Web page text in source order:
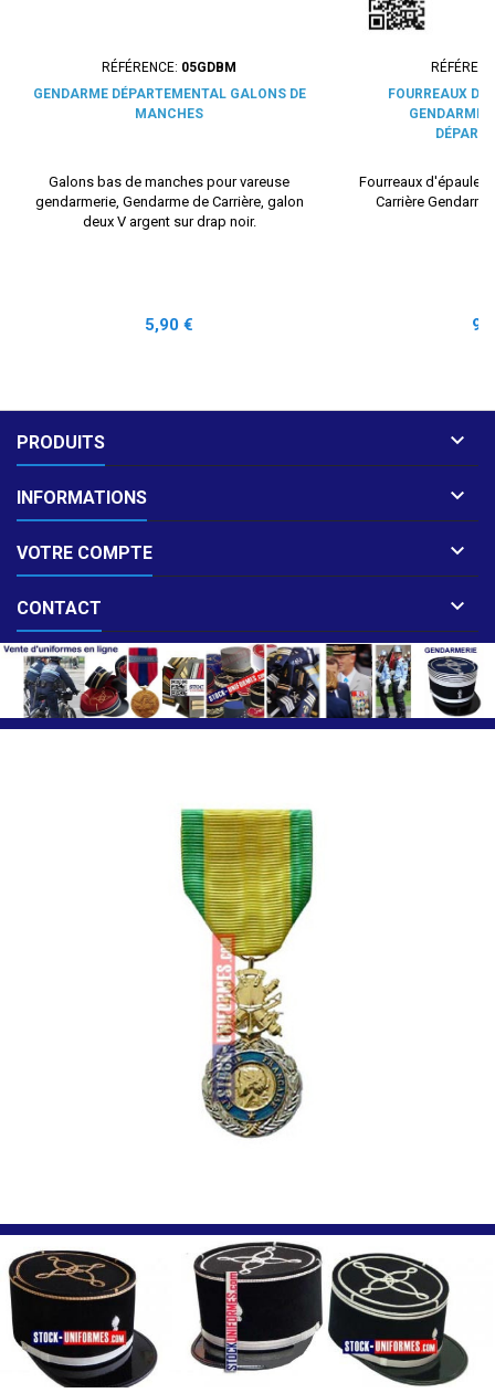
RÉFÉRENCE: 05GDBM
GENDARME DÉPARTEMENTAL GALONS DE
MANCHES
Galons bas de manches pour vareuse
gendarmerie, Gendarme de Carrière, galon
deux V argent sur drap noir.
Prix
5,90 €
FOURREAUX
GENDARME
Fourreaux d'épaules
Carrière
PRODUITS 
INFORMATIONS 
VOTRE COMPTE 
CONTACT 